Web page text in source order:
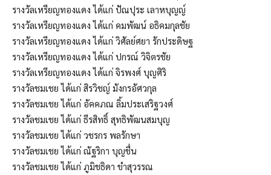
รางวัลเหรียญทองแดง ได้แก่ ปัณปุระ เลาหบุญญ์
รางวัลเหรียญทองแดง ได้แก่ คมพัฒน์ อธิคมกุลชัย
รางวัลเหรียญทองแดง ได้แก่ วิศัลย์ศยา รักประดิษฐ
รางวัลเหรียญทองแดง ได้แก่ ปกรณ์ วิจิตรชัย
รางวัลเหรียญทองแดง ได้แก่ จิรพงศ์ บุญศิริ
รางวัลชมเชย ได้แก่ สิรวิชญ์ มังกรอัศวกุล
รางวัลชมเชย ได้แก่ อัคคภณ ลิ้มประเสริฐวงศ์
รางวัลชมเชย ได้แก่ ธีรสิทธิ์ สุทธิพัฒนสมบุญ
รางวัลชมเชย ได้แก่ วชรกร พลรักษา
รางวัลชมเชย ได้แก่ ณัฐริกา บุญชื่น
รางวัลชมเชย ได้แก่ ภูมิชธิดา ขำสุวรรณ